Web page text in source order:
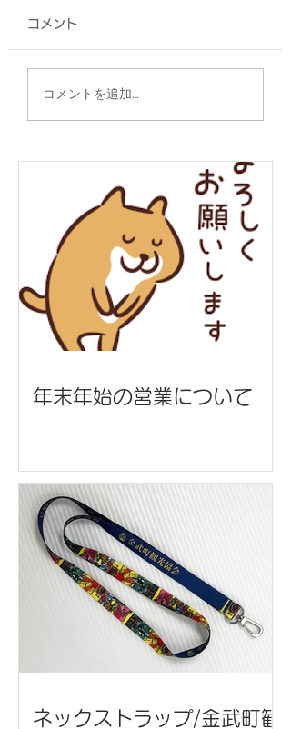
クリアファイル/琉球大
学 生協 様
コメント
コメントを追加…
年末年始の営業について
ネックストラップ/金武町観